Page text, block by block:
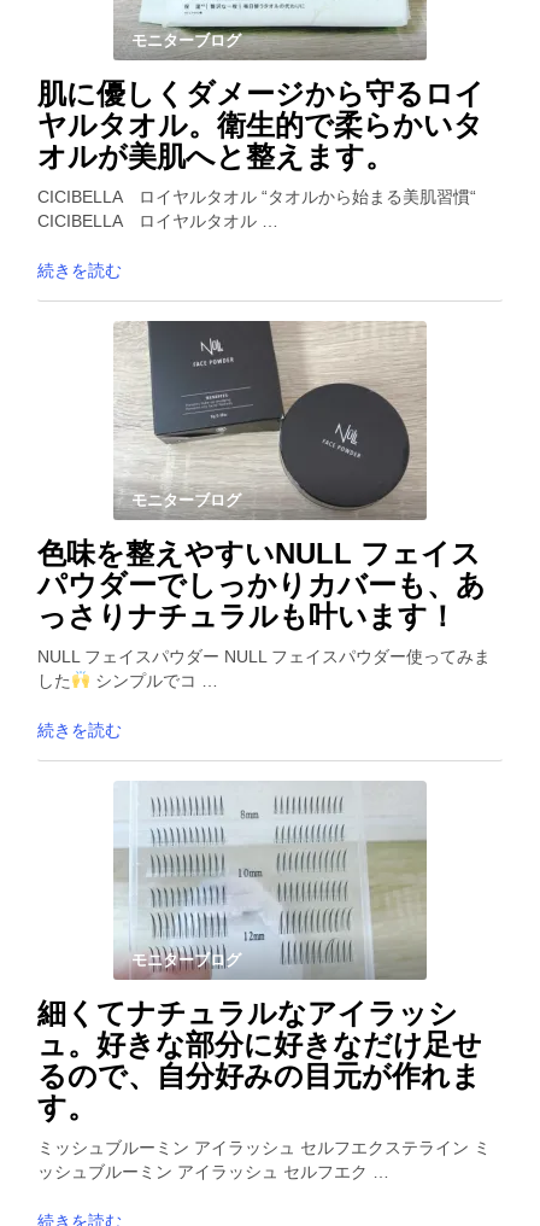
モニターブログ
肌に優しくダメージから守るロイ
ヤルタオル。衛生的で柔らかいタ
オルが美肌へと整えます。
CICIBELLA ロイヤルタオル “タオルから始まる美肌習慣“
CICIBELLA ロイヤルタオル …
続きを読む
モニターブログ
色味を整えやすいNULL フェイス
パウダーでしっかりカバーも、あ
っさりナチュラルも叶います！
NULL フェイスパウダー NULL フェイスパウダー使ってみま
した
シンプルでコ …
続きを読む
モニターブログ
細くてナチュラルなアイラッシ
ュ。好きな部分に好きなだけ足せ
るので、自分好みの目元が作れま
す。
ミッシュブルーミン アイラッシュ セルフエクステライン ミ
ッシュブルーミン アイラッシュ セルフエク …
続きを読む